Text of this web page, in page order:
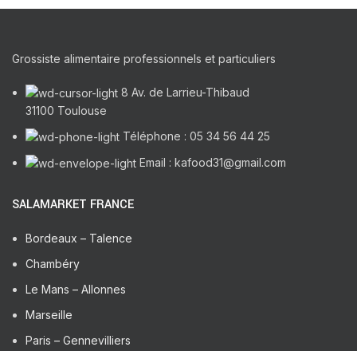
Grossiste alimentaire professionnels et particuliers
8 Av. de Larrieu-Thibaud
31100 Toulouse
Téléphone : 05 34 56 44 25
Email : kafood31@gmail.com
SALAMARKET FRANCE
Bordeaux – Talence
Chambéry
Le Mans – Allonnes
Marseille
Paris – Gennevilliers